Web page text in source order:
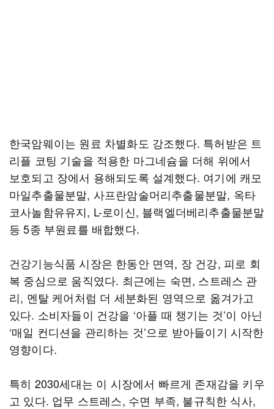
한국암웨이는 원료 차별화도 강조했다. 특허받은 트
리플 코팅 기술을 적용한 마그네슘을 더해 위에서
보호되고 장에서 용해되도록 설계했다. 여기에 캐모
마일추출물분말, 사프란암술머리추출물분말, 옥타
코사놀함유유지, L-로이신, 블랙엘더베리추출물분말
등 5종 부원료를 배합했다.
건강기능식품 시장은 한동안 면역, 장 건강, 피로 회
복 중심으로 움직였다. 최근에는 숙면, 스트레스 관
리, 멘탈 케어처럼 더 세분화된 영역으로 옮겨가고
있다. 소비자들이 건강을 ‘아플 때 챙기는 것’이 아닌
‘매일 컨디션을 관리하는 것’으로 받아들이기 시작한
영향이다.
특히 2030세대는 이 시장에서 빠르게 존재감을 키우
고 있다. 업무 스트레스, 수면 부족, 불규칙한 식사,